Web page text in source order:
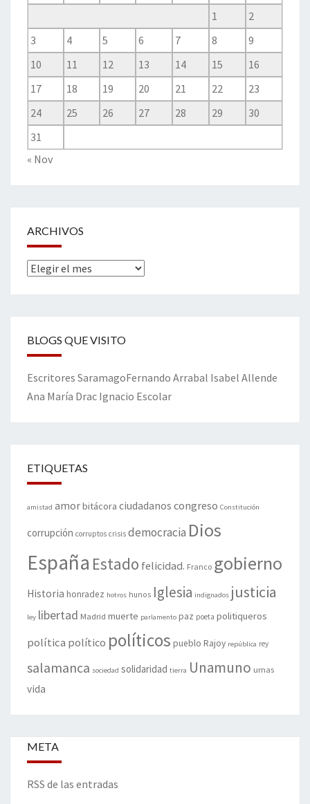
1
2
3
4 5 6 7 8
9
10
11 12 13 14 15
16
17
18 19 20 21 22
23
24
25 26 27 28 29
30
31
« Nov
ARCHIVOS
Archivos
BLOGS QUE VISITO
Escritores SaramagoFernando Arrabal Isabel Allende
Ana María Drac Ignacio Escolar
ETIQUETAS
amistad amorbitácora ciudadanos congreso Constitución
corrupción corruptos crisis democracia Dios
España Estado felicidad. Franco gobierno
Historia honradez hotros hunos Iglesia indignados justicia
ley libertad Madrid muerte parlamento paz poeta politiqueros
política político políticos pueblo Rajoy república rey
salamanca sociedad solidaridad tierra Unamuno urnas
vida
META
RSS de las entradas